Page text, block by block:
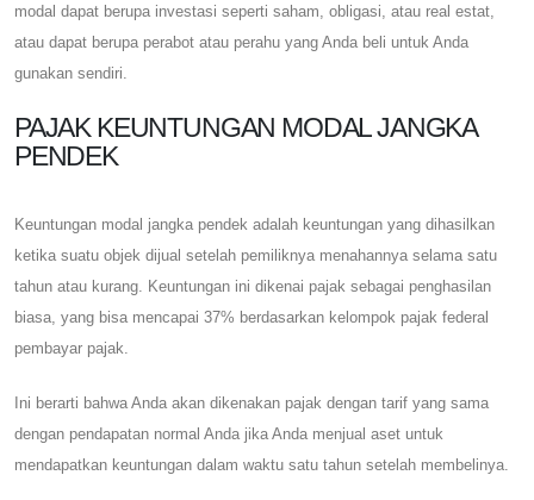
modal dapat berupa investasi seperti saham, obligasi, atau real estat,
atau dapat berupa perabot atau perahu yang Anda beli untuk Anda
gunakan sendiri.
PAJAK KEUNTUNGAN MODAL JANGKA
PENDEK
Keuntungan modal jangka pendek adalah keuntungan yang dihasilkan
ketika suatu objek dijual setelah pemiliknya menahannya selama satu
tahun atau kurang. Keuntungan ini dikenai pajak sebagai penghasilan
biasa, yang bisa mencapai 37% berdasarkan kelompok pajak federal
pembayar pajak.
Ini berarti bahwa Anda akan dikenakan pajak dengan tarif yang sama
dengan pendapatan normal Anda jika Anda menjual aset untuk
mendapatkan keuntungan dalam waktu satu tahun setelah membelinya.